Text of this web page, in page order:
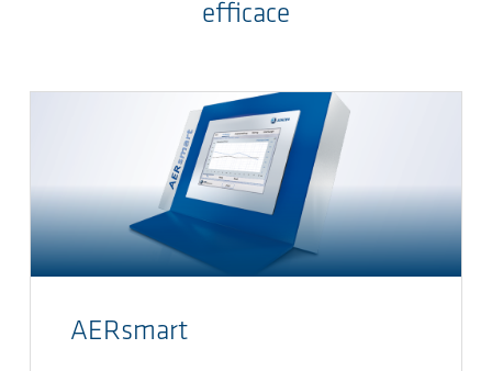
efficace
AERsmart